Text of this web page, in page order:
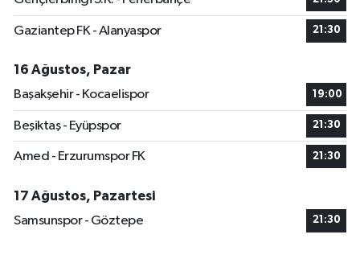
Gaziantep FK - Alanyaspor 21:30
16 Ağustos, Pazar
Başakşehir - Kocaelispor
19:00
Beşiktaş - Eyüpspor 21:30
Amed - Erzurumspor FK 21:30
17 Ağustos, Pazartesi
Samsunspor - Göztepe
21:30